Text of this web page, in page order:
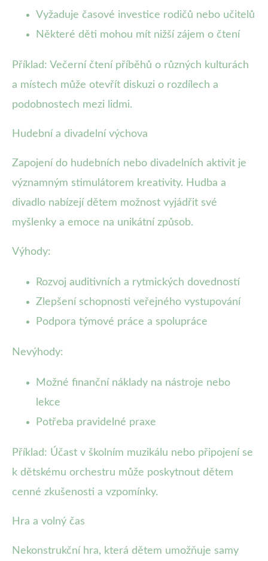
Vyžaduje časové investice rodičů nebo učitelů
Některé děti mohou mít nižší zájem o čtení
Příklad: Večerní čtení příběhů o různých kulturách
a místech může otevřít diskuzi o rozdílech a
podobnostech mezi lidmi.
Hudební a divadelní výchova
Zapojení do hudebních nebo divadelních aktivit je
významným stimulátorem kreativity. Hudba a
divadlo nabízejí dětem možnost vyjádřit své
myšlenky a emoce na unikátní způsob.
Výhody:
Rozvoj auditivních a rytmických dovedností
Zlepšení schopnosti veřejného vystupování
Podpora týmové práce a spolupráce
Nevýhody:
Možné finanční náklady na nástroje nebo
lekce
Potřeba pravidelné praxe
Příklad: Účast v školním muzikálu nebo připojení se
k dětskému orchestru může poskytnout dětem
cenné zkušenosti a vzpomínky.
Hra a volný čas
Nekonstrukční hra, která dětem umožňuje samy